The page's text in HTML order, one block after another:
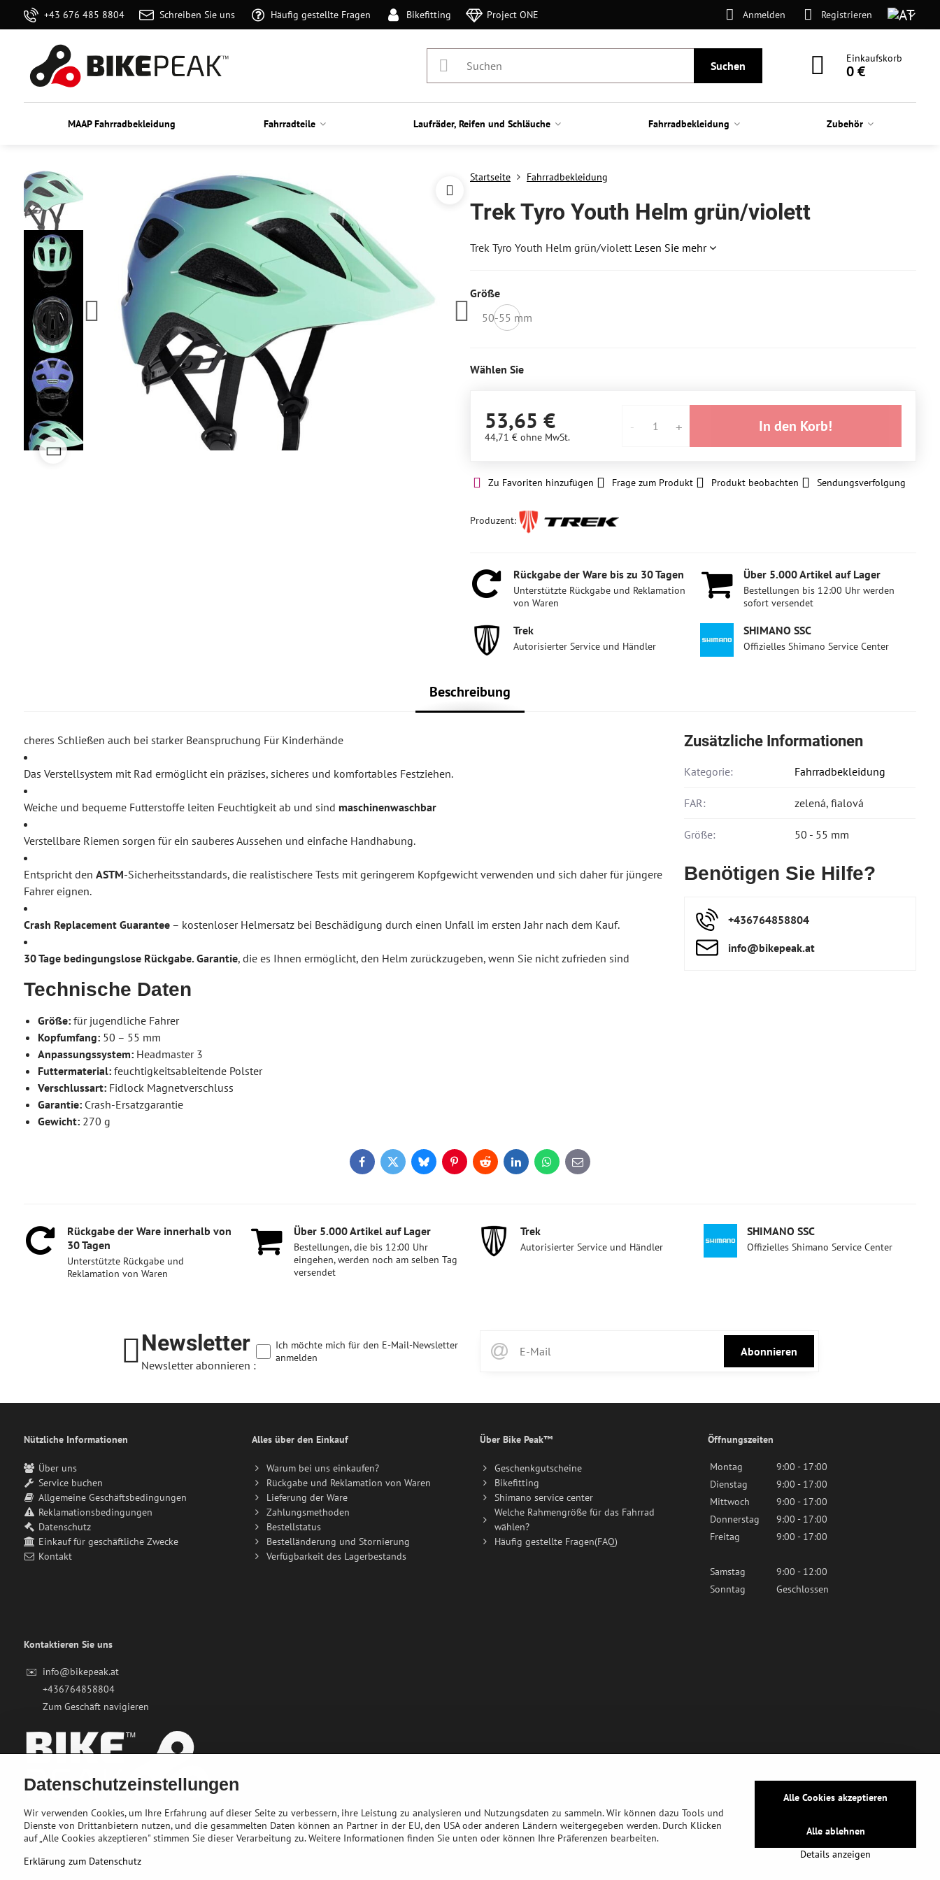
+43 676 485 8804 Schreiben Sie uns Häufig gestellte Fragen Bikefitting Project ONE Anmelden Registrieren
Suchen
Einkaufskorb
0 €
MAAP Fahrradbekleidung Fahrradteile Laufräder, Reifen und Schläuche Fahrradbekleidung Zubehör
Startseite Fahrradbekleidung
Trek Tyro Youth Helm grün/violett
Trek Tyro Youth Helm grün/violett Lesen Sie mehr
Größe
50-55 mm
Lager
Wählen Sie
53,65 €
44,71 € ohne MwSt.
In den Korb!
Zu Favoriten hinzufügen Frage zum Produkt Produkt beobachten Sendungsverfolgung
Produzent:
Rückgabe der Ware bis zu 30 Tagen
Unterstützte Rückgabe und Reklamation
von Waren
Über 5​.000 Artikel auf Lager
Bestellungen bis 12:00 Uhr werden
sofort versendet
Trek
Autorisierter Service und Händler
SHIMANO SSC
Offizielles Shimano Service Center
Beschreibung
cheres Schließen auch bei starker Beanspruchung Für Kinderhände
Das Verstellsystem mit Rad ermöglicht ein präzises, sicheres und komfortables Festziehen.
Weiche und bequeme Futterstoffe leiten Feuchtigkeit ab und sind maschinenwaschbar
Verstellbare Riemen sorgen für ein sauberes Aussehen und einfache Handhabung.
Entspricht den ASTM-Sicherheitsstandards, die realistischere Tests mit geringerem Kopfgewicht verwenden und sich daher für jüngere
Fahrer eignen.
Crash Replacement Guarantee– kostenloser Helmersatz bei Beschädigung durch einen Unfall im ersten Jahr nach dem Kauf.
30 Tage bedingungslose Rückgabe. Garantie, die es Ihnen ermöglicht, den Helm zurückzugeben, wenn Sie nicht zufrieden sind
Technische Daten
Größe:für jugendliche Fahrer
Kopfumfang:50 – 55 mm
Anpassungssystem:Headmaster 3
Futtermaterial:feuchtigkeitsableitende Polster
Verschlussart:Fidlock Magnetverschluss
Garantie:Crash-Ersatzgarantie
Gewicht:270 g
Zusätzliche Informationen
Kategorie: Fahrradbekleidung
FAR: zelená, fialová
Größe: 50 - 55 mm
Benötigen Sie Hilfe?
+436764858804
info​@bikepeak​.at
FacebookTwitterBlueskyPinterestRedditLinkedInWhatsApp
E-
mail
Rückgabe der Ware innerhalb von
30 Tagen
Unterstützte Rückgabe und
Reklamation von Waren
Über 5​.000 Artikel auf Lager
Bestellungen, die bis 12:00 Uhr
eingehen, werden noch am selben Tag
versendet
Trek
Autorisierter Service und Händler
SHIMANO SSC
Offizielles Shimano Service Center
Newsletter
Newsletter abonnieren :
Abonnieren
Ich möchte mich für den E-Mail-Newsletter
anmelden
Nützliche Informationen
Über uns
Service buchen
Allgemeine Geschäftsbedingungen
Reklamationsbedingungen
Datenschutz
Einkauf für geschäftliche Zwecke
Kontakt
Alles über den Einkauf
Warum bei uns einkaufen?
Rückgabe und Reklamation von Waren
Lieferung der Ware
Zahlungsmethoden
Bestellstatus
Bestelländerung und Stornierung
Verfügbarkeit des Lagerbestands
Über Bike Peak™
Geschenkgutscheine
Bikefitting
Shimano service center
Welche Rahmengröße für das Fahrrad
wählen?
Häufig gestellte Fragen(FAQ)
Öffnungszeiten
Montag
9:00 - 17:00
Dienstag
9:00 - 17:00
Mittwoch
9:00 - 17:00
Donnerstag
9:00 - 17:00
Freitag
9:00 - 17:00
Samstag
9:00 - 12:00
Sonntag
Geschlossen
Kontaktieren Sie uns
✉️ info@bikepeak.at
+436764858804
Zum Geschäft navigieren
Datenschutzeinstellungen
Wir verwenden Cookies, um Ihre Erfahrung auf dieser Seite zu verbessern, ihre Leistung zu analysieren und Nutzungsdaten zu sammeln. Wir können dazu Tools und
Dienste von Drittanbietern nutzen, und die gesammelten Daten können an Partner in der EU, den USA oder anderen Ländern weitergegeben werden. Durch Klicken
auf „Alle Cookies akzeptieren" stimmen Sie dieser Verarbeitung zu. Weitere Informationen finden Sie unten oder können Ihre Präferenzen bearbeiten.
Erklärung zum Datenschutz
Details anzeigen
Alle Cookies akzeptieren
Alle ablehnen